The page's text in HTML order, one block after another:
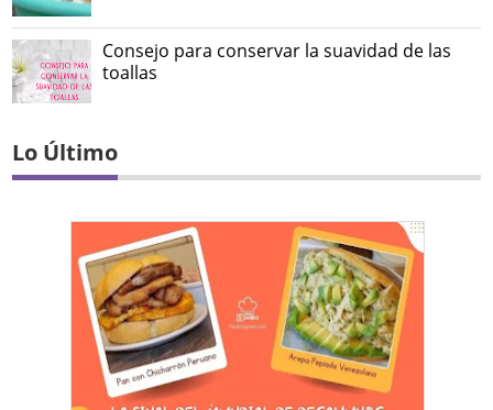
Consejo para conservar la suavidad de las
toallas
Lo Último